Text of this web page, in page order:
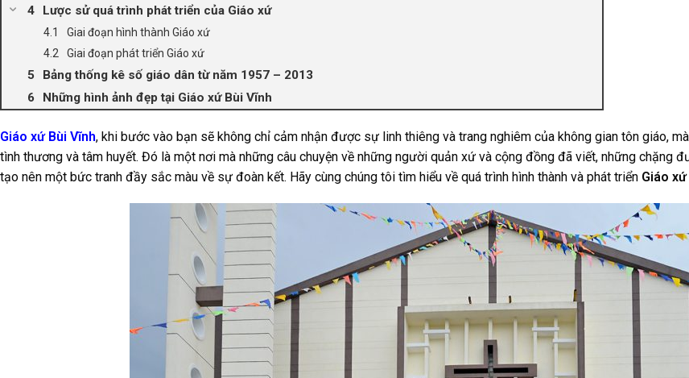
Lược sử quá trình phát triển của Giáo xứ
Giai đoạn hình thành Giáo xứ
Giai đoạn phát triển Giáo xứ
Bảng thống kê số giáo dân từ năm 1957 – 2013
Những hình ảnh đẹp tại Giáo xứ Bùi Vĩnh
Giáo xứ Bùi Vĩnh, khi bước vào bạn sẽ không chỉ cảm nhận được sự linh thiêng và trang nghiêm của không gian tôn giáo,
tình thương và tâm huyết. Đó là một nơi mà những câu chuyện về những người quản xứ và cộng đồng đã viết, những chặng
tạo nên một bức tranh đầy sắc màu về sự đoàn kết. Hãy cùng chúng tôi tìm hiểu về quá trình hình thành và phát triển Giáo